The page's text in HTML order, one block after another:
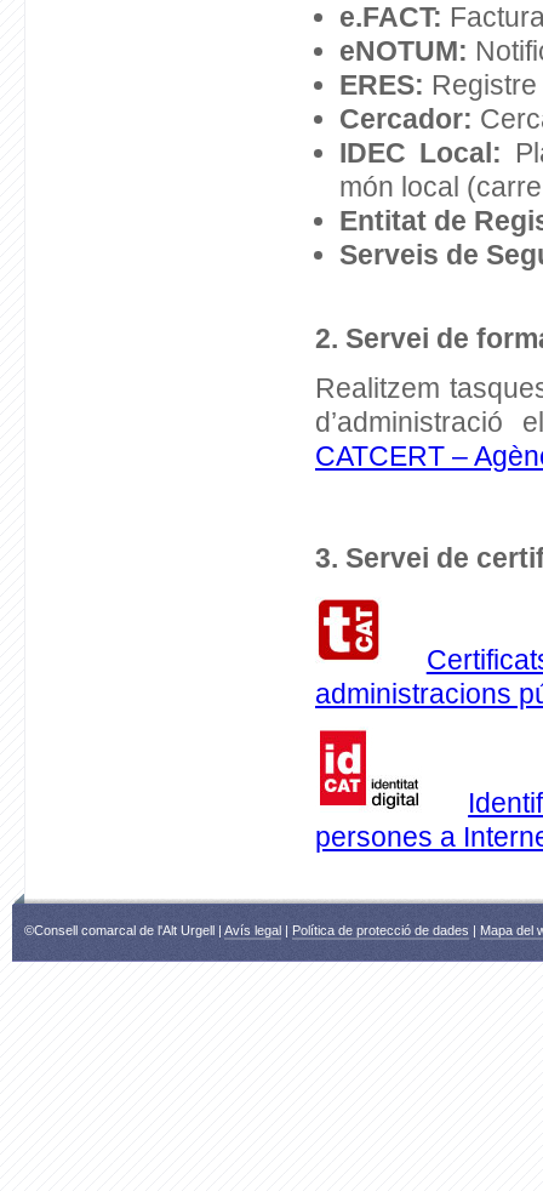
e.FACT:
eNOTUM:
ERES: Registre
Cercador:
IDEC Local:
món local
Entitat de
Serveis de
2. Servei de
Realitzem
CATCERT –
3. Servei de
administracions
persones a
©Consell comarcal de l'Alt Urgell | Avís legal | Política de protecció de dades | Mapa del